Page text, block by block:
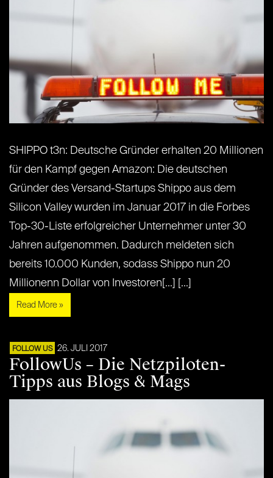
SHIPPO t3n: Deutsche Gründer erhalten 20 Millionen
für den Kampf gegen Amazon: Die deutschen
Gründer des Versand-Startups Shippo aus dem
Silicon Valley wurden im Januar 2017 in die Forbes
Top-30-Liste erfolgreicher Unternehmer unter 30
Jahren aufgenommen. Dadurch meldeten sich
bereits 10.000 Kunden, sodass Shippo nun 20
Millionenn Dollar von Investoren[...] [...]
Read More »
FOLLOW US 26. JULI 2017
FollowUs – Die Netzpiloten-
Tipps aus Blogs & Mags